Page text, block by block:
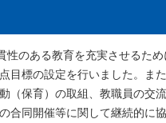
のある教育を充実させるため
目標の設定を行いました。ま
（保育）の取組、教職員の交
合同開催等に関して継続的に